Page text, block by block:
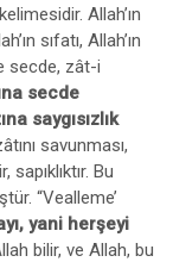
Allah’ın
sıfatı, Allah’ın
secde, zât-i
secde
saygısızlık
savunması,
Bu
“Vealleme’
yani herşeyi
bilir, ve Allah, bu